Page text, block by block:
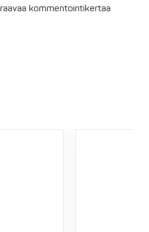
kommentointikertaa